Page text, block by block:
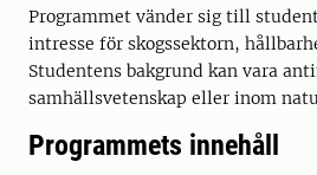
Programmet vänder sig till
intresse för skogssektorn,
Studentens bakgrund kan vara
samhällsvetenskap eller inom
Programmets innehåll